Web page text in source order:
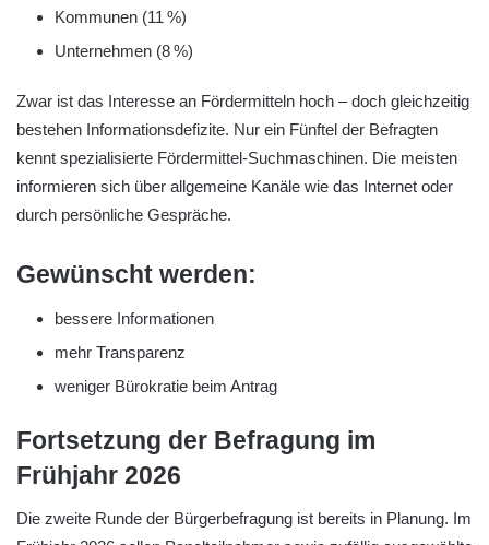
Kommunen (11 %)
Unternehmen (8 %)
Zwar ist das Interesse an Fördermitteln hoch – doch gleichzeitig
bestehen Informationsdefizite. Nur ein Fünftel der Befragten
kennt spezialisierte Fördermittel-Suchmaschinen. Die meisten
informieren sich über allgemeine Kanäle wie das Internet oder
durch persönliche Gespräche.
Gewünscht werden:
bessere Informationen
mehr Transparenz
weniger Bürokratie beim Antrag
Fortsetzung der Befragung im
Frühjahr 2026
Die zweite Runde der Bürgerbefragung ist bereits in Planung. Im